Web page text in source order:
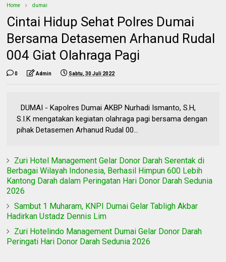
Home dumai
Cintai Hidup Sehat Polres Dumai
Bersama Detasemen Arhanud Rudal
004 Giat Olahraga Pagi
0 Admin Sabtu, 30 Juli 2022
DUMAI - Kapolres Dumai AKBP Nurhadi Ismanto, S.H,
S.I.K mengatakan kegiatan olahraga pagi bersama dengan
pihak Detasemen Arhanud Rudal 00...
Zuri Hotel Management Gelar Donor Darah Serentak di
Berbagai Wilayah Indonesia, Berhasil Himpun 600 Lebih
Kantong Darah dalam Peringatan Hari Donor Darah Sedunia
2026
Sambut 1 Muharam, KNPI Dumai Gelar Tabligh Akbar
Hadirkan Ustadz Dennis Lim
Zuri Hotelindo Management Dumai Gelar Donor Darah
Peringati Hari Donor Darah Sedunia 2026